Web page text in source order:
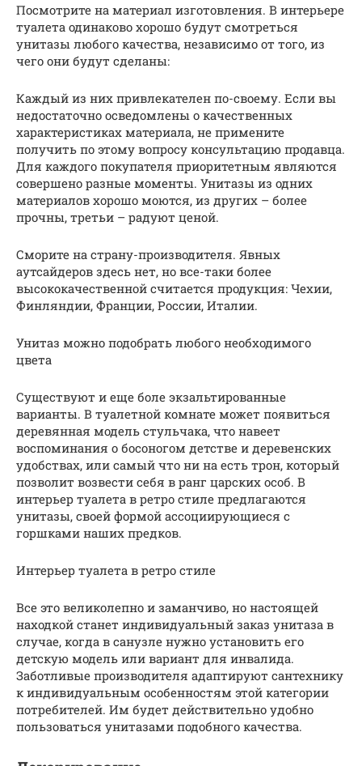
Посмотрите на материал изготовления. В интерьере
туалета одинаково хорошо будут смотреться
унитазы любого качества, независимо от того, из
чего они будут сделаны:
Каждый из них привлекателен по-своему. Если вы
недостаточно осведомлены о качественных
характеристиках материала, не примените
получить по этому вопросу консультацию продавца.
Для каждого покупателя приоритетным являются
совершено разные моменты. Унитазы из одних
материалов хорошо моются, из других – более
прочны, третьи – радуют ценой.
Сморите на страну-производителя. Явных
аутсайдеров здесь нет, но все-таки более
высококачественной считается продукция: Чехии,
Финляндии, Франции, России, Италии.
Унитаз можно подобрать любого необходимого
цвета
Существуют и еще боле экзальтированные
варианты. В туалетной комнате может появиться
деревянная модель стульчака, что навеет
воспоминания о босоногом детстве и деревенских
удобствах, или самый что ни на есть трон, который
позволит возвести себя в ранг царских особ. В
интерьер туалета в ретро стиле предлагаются
унитазы, своей формой ассоциирующиеся с
горшками наших предков.
Интерьер туалета в ретро стиле
Все это великолепно и заманчиво, но настоящей
находкой станет индивидуальный заказ унитаза в
случае, когда в санузле нужно установить его
детскую модель или вариант для инвалида.
Заботливые производителя адаптируют сантехнику
к индивидуальным особенностям этой категории
потребителей. Им будет действительно удобно
пользоваться унитазами подобного качества.